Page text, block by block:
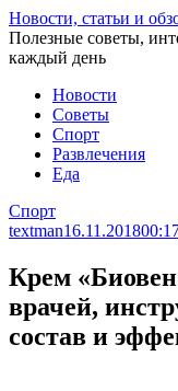
Перейти
к
статье
Новости, статьи и
Полезные советы,
каждый день
Новости
Советы
Спорт
Развлечения
Еда
Спорт
textman16.11.2018
Крем
врачей,
состав и